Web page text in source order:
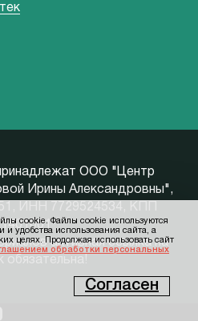
ООО "Центр
Ирины Александровны",
активная ссылка на
cookie. Файлы cookie используются
удобства использования сайта, а
целях. Продолжая использовать сайт
обработки персональных
Согласен